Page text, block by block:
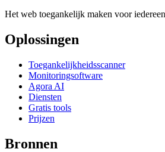
Het web toegankelijk maken voor
Oplossingen
Toegankelijkheidsscanner
Monitoringsoftware
Agora AI
Diensten
Gratis tools
Prijzen
Bronnen